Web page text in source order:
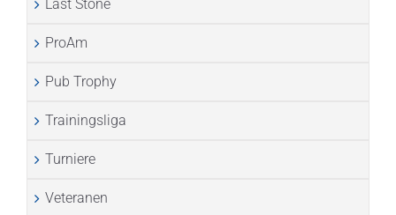
Last Stone
ProAm
Pub Trophy
Trainingsliga
Turniere
Veteranen